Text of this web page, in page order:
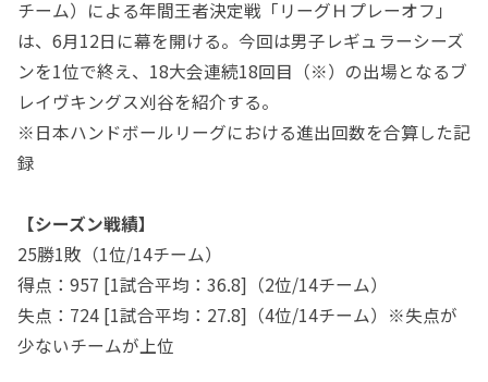
チーム）による年間王者決定戦「リーグＨプレーオフ」
は、6月12日に幕を開ける。今回は男子レギュラーシーズ
ンを1位で終え、18大会連続18回目（※）の出場となるブ
レイヴキングス刈谷を紹介する。
※日本ハンドボールリーグにおける進出回数を合算した記
録
【シーズン戦績】
25勝1敗（1位/14チーム）
得点：957 [1試合平均：36.8]（2位/14チーム）
失点：724 [1試合平均：27.8]（4位/14チーム）※失点が
少ないチームが上位